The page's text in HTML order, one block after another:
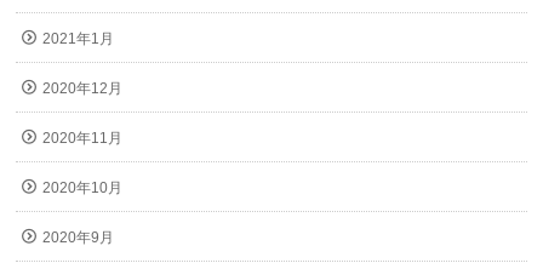
2021年1月
2020年12月
2020年11月
2020年10月
2020年9月